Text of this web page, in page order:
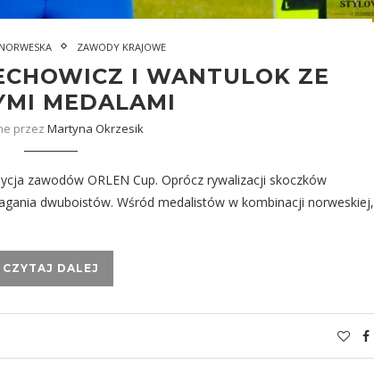
ZAWODY KRAJOWE
I WANTULOK ZE
MEDALAMI
przez Martyna Okrzesik
zawodów ORLEN Cup. Oprócz rywalizacji skoczków
dwuboistów. Wśród medalistów w kombinacji norweskiej,
CZYTAJ DALEJ